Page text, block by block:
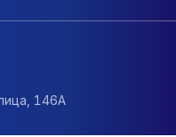
146А